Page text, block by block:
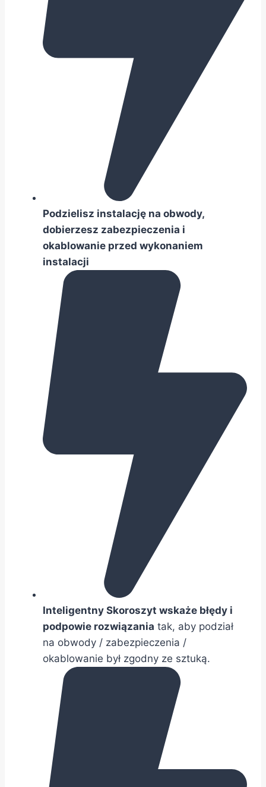
Zdajemy sobie sprawę, że czasu zawsze
Wykonując błyskawicznie
dokumentacje, zaoszczędzisz go sporo
na przestrzeni całego projektu.
Podzielisz instalację na obwody,
dobierzesz zabezpieczenia i
okablowanie przed wykonaniem
instalacji
Inteligentny Skoroszyt wskaże błędy i
podpowie rozwiązania tak, aby podział
na obwody / zabezpieczenia /
okablowanie był zgodny ze sztuką.